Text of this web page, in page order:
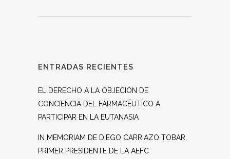
ENTRADAS RECIENTES
EL DERECHO A LA OBJECIÓN DE
CONCIENCIA DEL FARMACÉUTICO A
PARTICIPAR EN LA EUTANASIA
IN MEMORIAM DE DIEGO CARRIAZO TOBAR,
PRIMER PRESIDENTE DE LA AEFC